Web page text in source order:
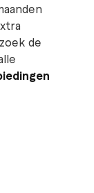
de